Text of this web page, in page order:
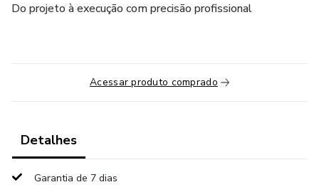
Do projeto à execução com precisão profissional
Acessar produto comprado
Detalhes
Garantia de 7 dias